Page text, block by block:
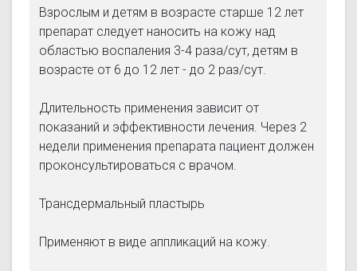
Взрослым и детям в возрасте старше 12 лет
препарат следует наносить на кожу над
областью воспаления 3-4 раза/сут, детям в
возрасте от 6 до 12 лет - до 2 раз/сут.
Длительность применения зависит от
показаний и эффективности лечения. Через 2
недели применения препарата пациент должен
проконсультироваться с врачом.
Трансдермальный пластырь
Применяют в виде аппликаций на кожу.